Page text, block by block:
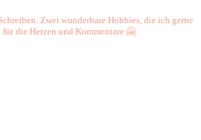
Zwei wunderbare Hobbies, die ich gerne
die Herzen und Kommentare 🤗